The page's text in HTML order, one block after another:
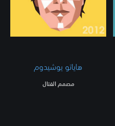
هاياتو يوشيدوم
مصمم القتال